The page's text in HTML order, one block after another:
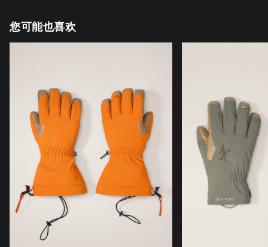
您可能也喜欢